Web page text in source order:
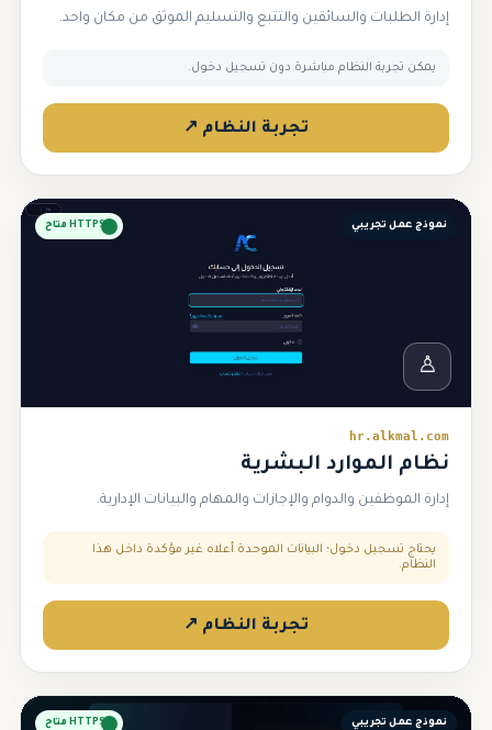
إدارة الطلبات والسائقين والتتبع والتسليم الموثق من مكان واحد.
يمكن تجربة النظام مباشرة دون تسجيل دخول.
تجربة النظام ↗
نموذج عمل تجريبي HTTPS متاح
♙
hr.alkmal.com
نظام الموارد البشرية
إدارة الموظفين والدوام والإجازات والمهام والبيانات الإدارية.
يحتاج تسجيل دخول؛ البيانات الموحدة أعلاه غير مؤكدة داخل هذا
النظام.
تجربة النظام ↗
نموذج عمل تجريبي HTTPS متاح